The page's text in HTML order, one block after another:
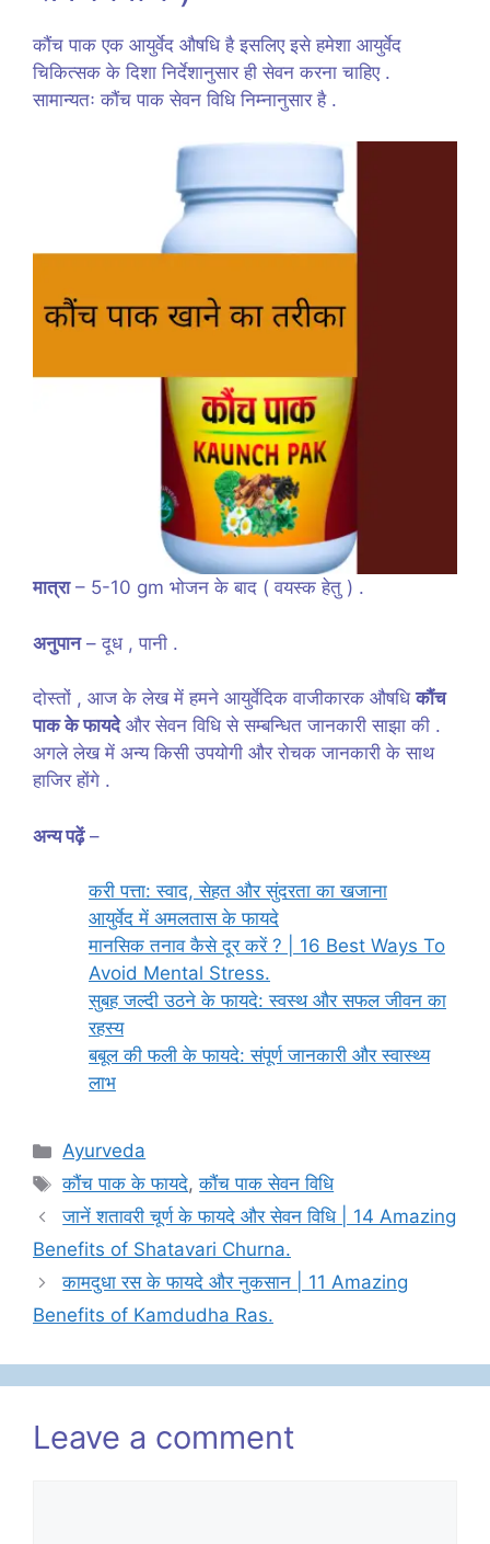
कौंच पाक एक आयुर्वेद औषधि है इसलिए इसे हमेशा आयुर्वेद
चिकित्सक के दिशा निर्देशानुसार ही सेवन करना चाहिए .
सामान्यतः कौंच पाक सेवन विधि निम्नानुसार है .
मात्रा– 5-10 gm भोजन के बाद ( वयस्क हेतु ) .
अनुपान– दूध , पानी .
दोस्तों , आज के लेख में हमने आयुर्वेदिक वाजीकारक औषधिकौंच
पाक के फायदेऔर सेवन विधि से सम्बन्धित जानकारी साझा की .
अगले लेख में अन्य किसी उपयोगी और रोचक जानकारी के साथ
हाजिर होंगे .
अन्य पढ़ें–
करी पत्ता: स्वाद, सेहत और सुंदरता का खजाना
आयुर्वेद में अमलतास के फायदे
मानसिक तनाव कैसे दूर करें ? | 16 Best Ways To
Avoid Mental Stress.
सुबह जल्दी उठने के फायदे: स्वस्थ और सफल जीवन का
रहस्य
बबूल की फली के फायदे: संपूर्ण जानकारी और स्वास्थ्य
लाभ
Categories
Ayurveda
Tags
कौंच पाक के फायदे,कौंच पाक सेवन विधि
जानें शतावरी चूर्ण के फायदे और सेवन विधि | 14 Amazing
Benefits of Shatavari Churna.
कामदुधा रस के फायदे और नुकसान | 11 Amazing
Benefits of Kamdudha Ras.
Leave a comment